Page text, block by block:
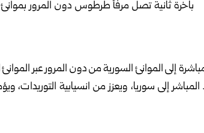
إلى الموانئ السورية من دون المرور عبر
إلى سوريا، ويعزز من انسيابية التوريدات،